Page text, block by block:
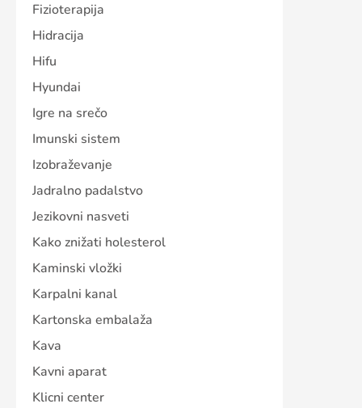
Fizioterapija
Hidracija
Hifu
Hyundai
Igre na srečo
Imunski sistem
Izobraževanje
Jadralno padalstvo
Jezikovni nasveti
Kako znižati holesterol
Kaminski vložki
Karpalni kanal
Kartonska embalaža
Kava
Kavni aparat
Klicni center